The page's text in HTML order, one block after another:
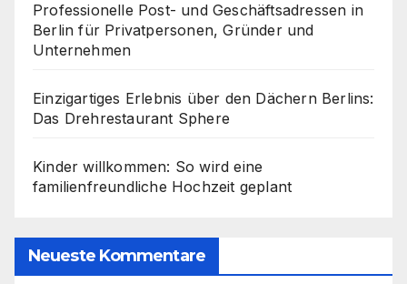
Professionelle Post- und Geschäftsadressen in
Berlin für Privatpersonen, Gründer und
Unternehmen
Einzigartiges Erlebnis über den Dächern Berlins:
Das Drehrestaurant Sphere
Kinder willkommen: So wird eine
familienfreundliche Hochzeit geplant
Neueste Kommentare